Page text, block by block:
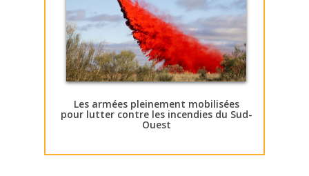
Les armées pleinement mobilisées
pour lutter contre les incendies du Sud-
Ouest